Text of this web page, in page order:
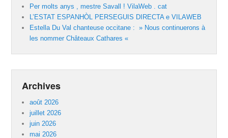
Per molts anys , mestre Savall ! VilaWeb . cat
L’ESTAT ESPANHÒL PERSEGUIS DIRECTA e VILAWEB
Estella Du Val chanteuse occitane : » Nous continuerons à
les nommer Châteaux Cathares «
Archives
août 2026
juillet 2026
juin 2026
mai 2026